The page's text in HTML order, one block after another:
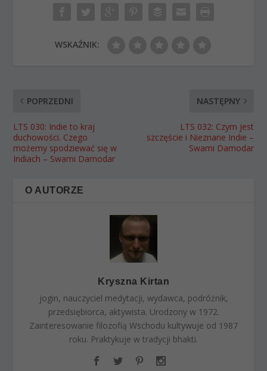
WSKAŹNIK:
POPRZEDNI
LTS 030: Indie to kraj
duchowości. Czego
możemy spodziewać się w
Indiach – Swami Damodar
NASTĘPNY
LTS 032: Czym jest
szczęście i Nieznane Indie –
Swami Damodar
O AUTORZE
Kryszna Kirtan
jogin, nauczyciel medytacji, wydawca, podróżnik,
przedsiębiorca, aktywista. Urodzony w 1972.
Zainteresowanie filozofią Wschodu kultywuje od 1987
roku. Praktykuje w tradycji bhakti.